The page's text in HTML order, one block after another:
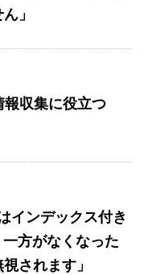
」
報収集に役立つ
インデックス付き
方がなくなった
されます」